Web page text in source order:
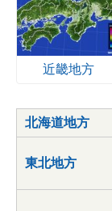
近畿地方
北海道地方
東北地方